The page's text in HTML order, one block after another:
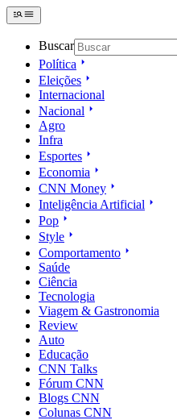
Buscar
Política
Eleições
Internacional
Nacional
Agro
Infra
Esportes
Economia
CNN Money
Inteligência Artificial
Pop
Style
Comportamento
Saúde
Ciência
Tecnologia
Viagem & Gastronomia
Review
Auto
Educação
CNN Talks
Fórum CNN
Blogs CNN
Colunas CNN